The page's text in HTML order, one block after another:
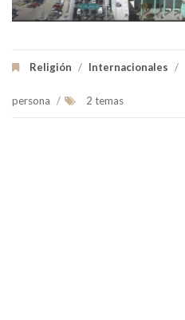
Religión / Internacionales /
persona / 2 temas